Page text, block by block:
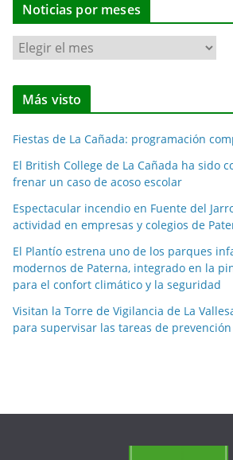
Noticias por meses
N
t
i
a
s
p
o
r
m
e
s
e
Más visto
Fiestas de La Cañada: programación
El British College de La Cañada ha sido
frenar un caso de acoso escolar
Espectacular incendio en Fuente del
actividad en empresas y colegios de
El Plantío estrena uno de los parques
modernos de Paterna, integrado en la
para el confort climático y la seguridad
Visitan la Torre de Vigilancia de La
para supervisar las tareas de